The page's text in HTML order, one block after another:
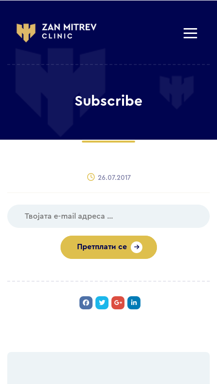
Subscribe
26.07.2017
Претплати се